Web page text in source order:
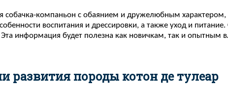
собачка-компаньон с обаянием и дружелюбным
воспитания и дрессировки, а также уход и
информация будет полезна как новичкам, так и опытным
развития породы котон де тулеар